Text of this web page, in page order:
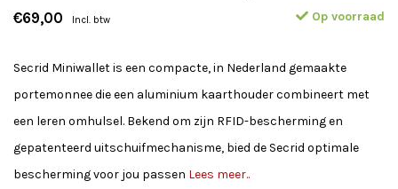
€69,00 Incl. btw Op voorraad
Secrid Miniwallet is een compacte, in Nederland gemaakte
portemonnee die een aluminium kaarthouder combineert met
een leren omhulsel. Bekend om zijn RFID-bescherming en
gepatenteerd uitschuifmechanisme, bied de Secrid optimale
bescherming voor jou passen Lees meer..